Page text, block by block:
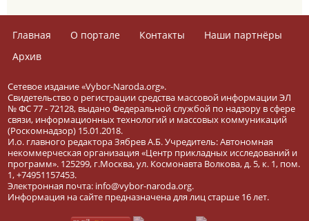
Главная О портале Контакты
Наши партнёры
Архив
Сетевое издание «Vybor-Naroda.org».
Свидетельство о регистрации средства массовой информации ЭЛ
№ ФС 77 - 72128, выдано Федеральной службой по надзору в сфере
связи, информационных технологий и массовых коммуникаций
(Роскомнадзор) 15.01.2018.
И.о. главного редактора Зябрев А.Б. Учредитель: Автономная
некоммерческая организация «Центр прикладных исследований и
программ». 125299, г.Москва, ул. Космонавта Волкова, д. 5, к. 1, пом.
1, +74951157453.
Электронная почта: info@vybor-naroda.org.
Информация на сайте предназначена для лиц старше 16 лет.